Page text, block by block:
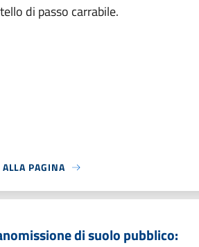
di passo carrabile.
PAGINA
di suolo pubblico: